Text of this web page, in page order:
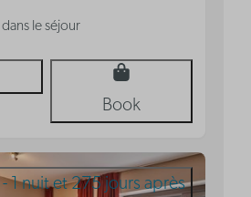
le séjour
Book
- 1 nuit et 275 jours après